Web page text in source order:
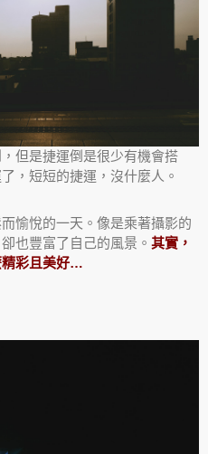
但是捷運倒是很少有機會搭
，短短的捷運，沒什麼人。
愉悅的一天。像是乘著攝影的
也豐富了自己的風景。 其實，
精彩且美好…